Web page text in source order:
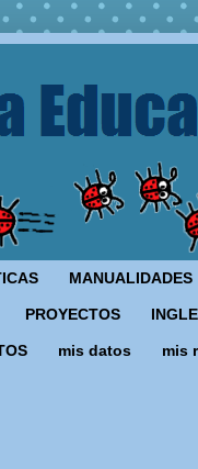
MANUALIDADES
PROYECTOS
mis datos mis